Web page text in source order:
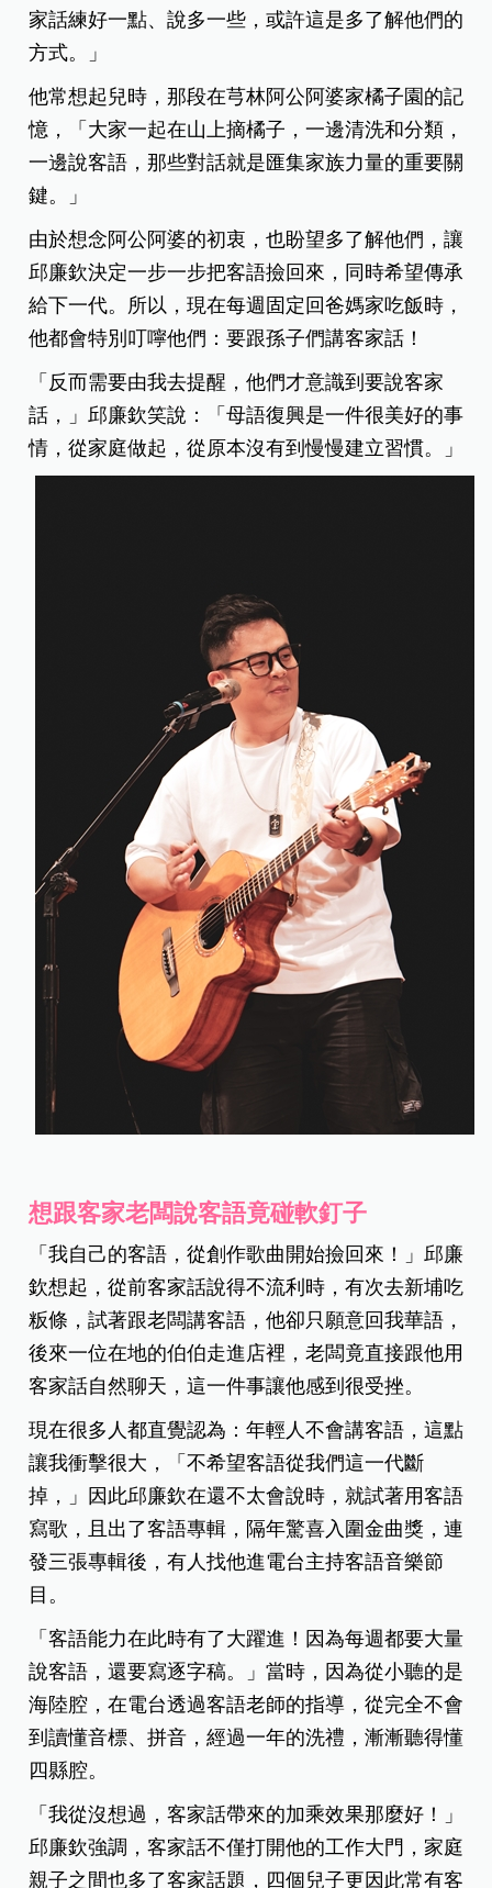
家話練好一點、說多一些，或許這是多了解他們的
方式。」
他常想起兒時，那段在芎林阿公阿婆家橘子園的記
憶，「大家一起在山上摘橘子，一邊清洗和分類，
一邊說客語，那些對話就是匯集家族力量的重要關
鍵。」
由於想念阿公阿婆的初衷，也盼望多了解他們，讓
邱廉欽決定一步一步把客語撿回來，同時希望傳承
給下一代。所以，現在每週固定回爸媽家吃飯時，
他都會特別叮嚀他們：要跟孫子們講客家話！
「反而需要由我去提醒，他們才意識到要說客家
話，」邱廉欽笑說：「母語復興是一件很美好的事
情，從家庭做起，從原本沒有到慢慢建立習慣。」
想跟客家老闆說客語竟碰軟釘子
「我自己的客語，從創作歌曲開始撿回來！」邱廉
欽想起，從前客家話說得不流利時，有次去新埔吃
粄條，試著跟老闆講客語，他卻只願意回我華語，
後來一位在地的伯伯走進店裡，老闆竟直接跟他用
客家話自然聊天，這一件事讓他感到很受挫。
現在很多人都直覺認為：年輕人不會講客語，這點
讓我衝擊很大，「不希望客語從我們這一代斷
掉，」因此邱廉欽在還不太會說時，就試著用客語
寫歌，且出了客語專輯，隔年驚喜入圍金曲獎，連
發三張專輯後，有人找他進電台主持客語音樂節
目。
「客語能力在此時有了大躍進！因為每週都要大量
說客語，還要寫逐字稿。」當時，因為從小聽的是
海陸腔，在電台透過客語老師的指導，從完全不會
到讀懂音標、拼音，經過一年的洗禮，漸漸聽得懂
四縣腔。
「我從沒想過，客家話帶來的加乘效果那麼好！」
邱廉欽強調，客家話不僅打開他的工作大門，家庭
親子之間也多了客家話題，四個兒子更因此常有客